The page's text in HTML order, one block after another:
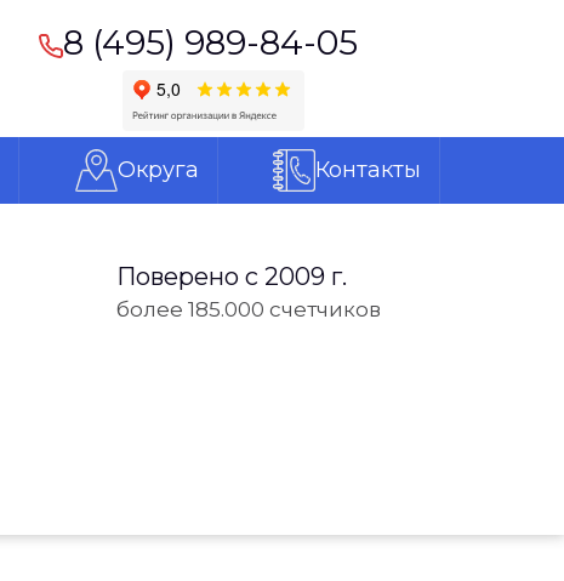
8 (495) 989-84-05
Округа Контакты
Поверено с 2009 г.
более 185.000 счетчиков